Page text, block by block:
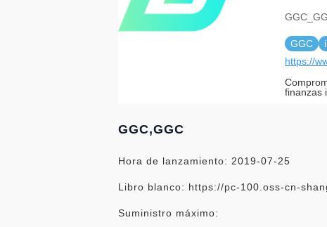
GGC
https://
finanzas
GGC,GGC
Hora de lanzamiento: 2019-07-25
Libro blanco: https://pc-100.oss-cn-
Suministro máximo: